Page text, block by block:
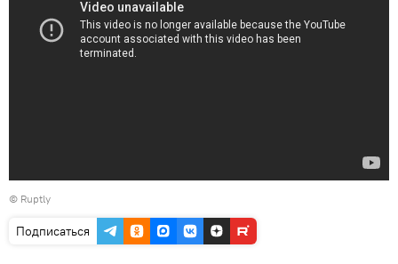
© Ruptly
Подписаться